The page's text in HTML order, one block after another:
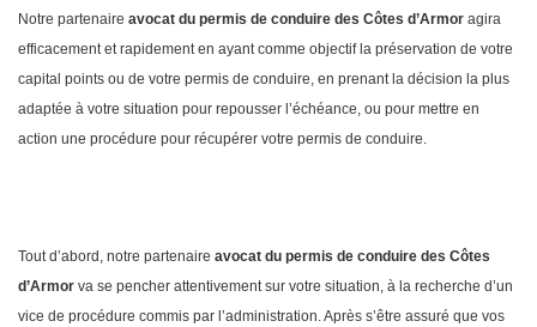
Notre partenaire avocat du permis de conduire des Côtes d’Armor agira
efficacement et rapidement en ayant comme objectif la préservation de votre
capital points ou de votre permis de conduire, en prenant la décision la plus
adaptée à votre situation pour repousser l’échéance, ou pour mettre en
action une procédure pour récupérer votre permis de conduire.
Tout d’abord, notre partenaire avocat du permis de conduire des Côtes
d’Armor va se pencher attentivement sur votre situation, à la recherche d’un
vice de procédure commis par l’administration. Après s’être assuré que vos